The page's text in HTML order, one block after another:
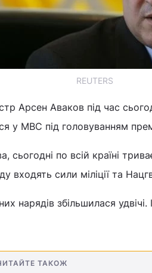
REUTERS
Арсен Аваков під час
у МВС під головуванням
сьогодні по всій країні
входять сили міліції та
нарядів збільшилася
ТАКОЖ